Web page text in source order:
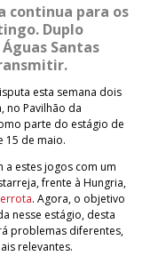
continua para os
Duplo
Santas
esta semana dois
no Pavilhão da
parte do estágio de
15 de maio.
a estes jogos com um
frente à Hungria,
. Agora, o objetivo
nesse estágio, desta
problemas diferentes,
relevantes.